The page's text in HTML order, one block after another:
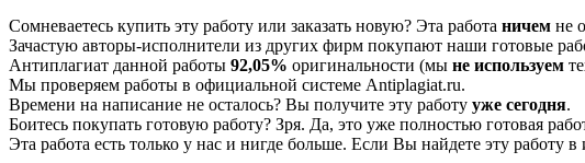
Сомневаетесь купить эту работу или заказать новую? Эта работа ничем не
Зачастую авторы-исполнители из других фирм покупают наши готовые
Антиплагиат данной работы 92,05% оригинальности (мы не используем
Мы проверяем работы в официальной системе Аntiplagiat.ru.
Времени на написание не осталось? Вы получите эту работу уже сегодня.
Боитесь покупать готовую работу? Зря. Да, это уже полностью готовая
Эта работа есть только у нас и нигде больше. Если Вы найдете эту работу